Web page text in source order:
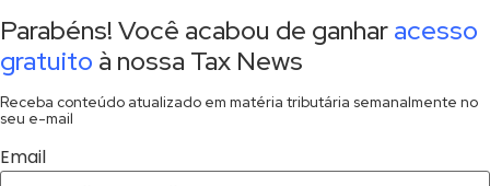
Parabéns! Você acabou de ganharacesso
gratuito à nossa Tax News
Receba conteúdo atualizado em matéria tributária semanalmente no
seu e-mail
Email